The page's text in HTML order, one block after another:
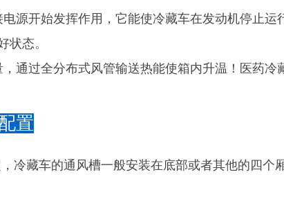
源开始发挥作用，它能使冷藏车在发动机停止运
状态。
通过全分布式风管输送热能使箱内升温！医药冷
置
冷藏车的通风槽一般安装在底部或者其他的四个